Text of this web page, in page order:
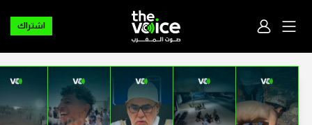
اشتراك